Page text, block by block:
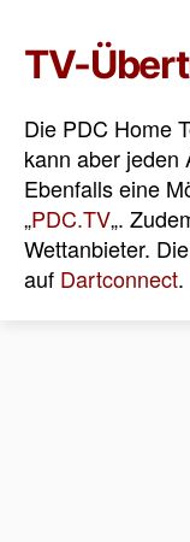
TV-
Die PDC Home
kann aber jeden
Ebenfalls eine
„PDC.TV„.
Wettanbieter.
auf Dartconnect.